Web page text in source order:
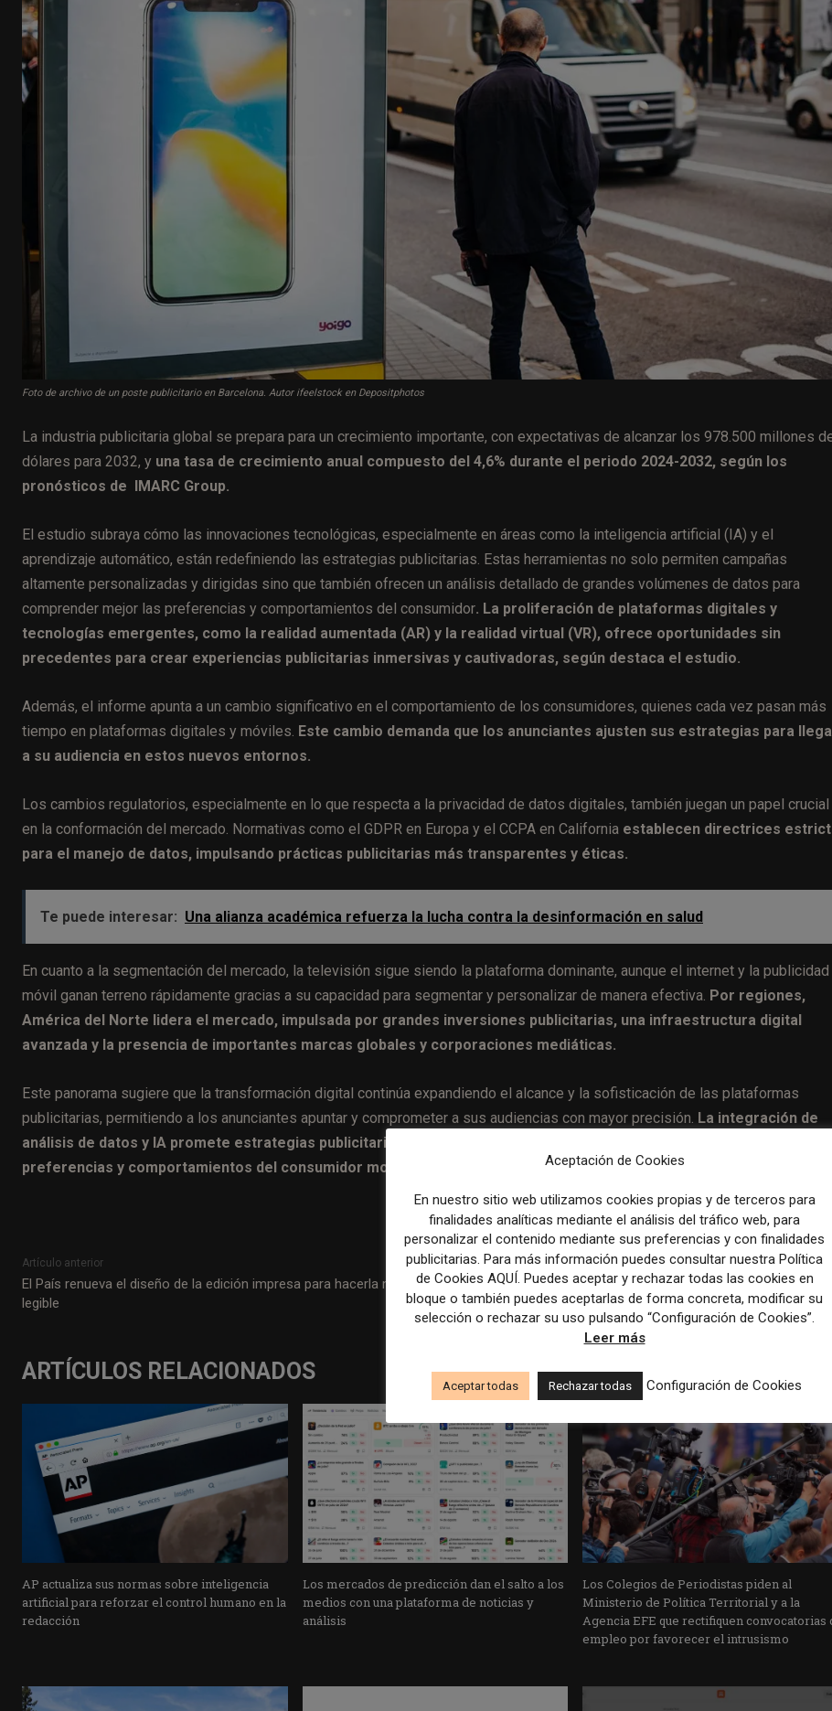
Foto de archivo de un poste publicitario en Barcelona. Autor ifeelstock en Depositphotos
La industria publicitaria global se prepara para un crecimiento importante, con expectativas de alcanzar los 978.500 millones
dólares para 2032, y una tasa de crecimiento anual compuesto del 4,6% durante el periodo 2024-2032, según los
pronósticos de IMARC Group.
El estudio subraya cómo las innovaciones tecnológicas, especialmente en áreas como la inteligencia artificial (IA) y el
aprendizaje automático, están redefiniendo las estrategias publicitarias. Estas herramientas no solo permiten campañas
altamente personalizadas y dirigidas sino que también ofrecen un análisis detallado de grandes volúmenes de datos para
comprender mejor las preferencias y comportamientos del consumidor. La proliferación de plataformas digitales y
tecnologías emergentes, como la realidad aumentada (AR) y la realidad virtual (VR), ofrece oportunidades sin
precedentes para crear experiencias publicitarias inmersivas y cautivadoras, según destaca el estudio.
Además, el informe apunta a un cambio significativo en el comportamiento de los consumidores, quienes cada vez pasan más
tiempo en plataformas digitales y móviles. Este cambio demanda que los anunciantes ajusten sus estrategias para
a su audiencia en estos nuevos entornos.
Los cambios regulatorios, especialmente en lo que respecta a la privacidad de datos digitales, también juegan un papel crucial
en la conformación del mercado. Normativas como el GDPR en Europa y el CCPA en California establecen directrices
para el manejo de datos, impulsando prácticas publicitarias más transparentes y éticas.
Te puede interesar: Una alianza académica refuerza la lucha contra la desinformación en salud
En cuanto a la segmentación del mercado, la televisión sigue siendo la plataforma dominante, aunque el internet y la publicidad
móvil ganan terreno rápidamente gracias a su capacidad para segmentar y personalizar de manera efectiva. Por regiones,
América del Norte lidera el mercado, impulsada por grandes inversiones publicitarias, una infraestructura digital
avanzada y la presencia de importantes marcas globales y corporaciones mediáticas.
Este panorama sugiere que la transformación digital continúa expandiendo el alcance y la sofisticación de las plataformas
publicitarias, permitiendo a los anunciantes apuntar y comprometer a sus audiencias con mayor precisión. La integración de
análisis de datos y IA promete estrategias publicitarias más personalizadas y efectivas, alineándose con las
preferencias y comportamientos del consumidor moderno.
Artículo anterior
El País renueva el diseño de la edición impresa para hacerla más
legible
Artículo
Layoffs in 2024: A List of Companies Cutting Jobs This
ARTÍCULOS RELACIONADOS
AP actualiza sus normas sobre inteligencia
artificial para reforzar el control humano en la
redacción
Los mercados de predicción dan el salto a los
medios con una plataforma de noticias y
análisis
Los Colegios de Periodistas piden al
Ministerio de Política Territorial y a la
Agencia EFE que rectifiquen convocatorias
empleo por favorecer el intrusismo
Aceptación de Cookies
En nuestro sitio web utilizamos cookies propias y de terceros para
finalidades analíticas mediante el análisis del tráfico web, para
personalizar el contenido mediante sus preferencias y con finalidades
publicitarias. Para más información puedes consultar nuestra Política
de Cookies AQUÍ. Puedes aceptar y rechazar todas las cookies en
bloque o también puedes aceptarlas de forma concreta, modificar su
selección o rechazar su uso pulsando “Configuración de Cookies”.
Leer más
Aceptar todas Rechazar todas Configuración de Cookies